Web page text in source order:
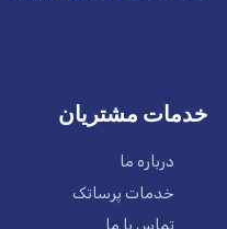
خدمات مشتریان
درباره ما
خدمات پرساتک
تماس با ما